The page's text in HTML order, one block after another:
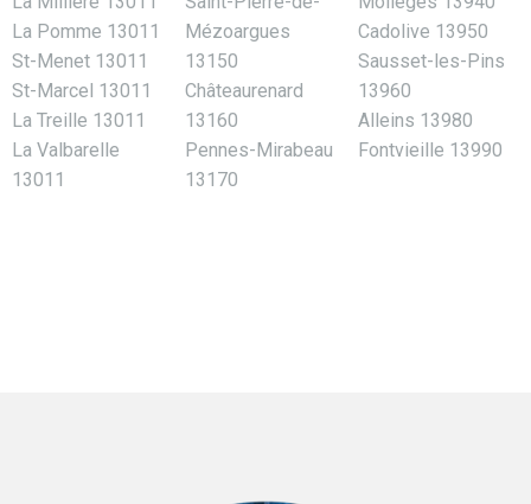
La Pomme 13011
St-Menet 13011
St-Marcel 13011
La Treille 13011
La Valbarelle
13011
Mézoargues
13150
Châteaurenard
13160
Pennes-Mirabeau
13170
Cadolive 13950
Sausset-les-Pins
13960
Alleins 13980
Fontvieille 13990